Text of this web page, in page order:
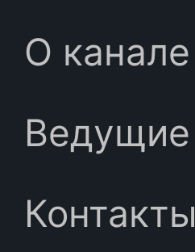
О канале
Ведущие
Контакты